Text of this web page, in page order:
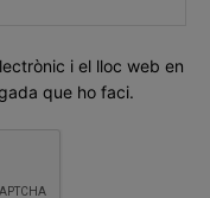
i el lloc web en
que ho faci.